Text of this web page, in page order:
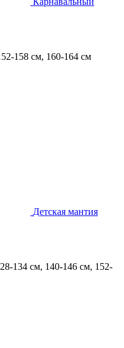
158 см, 160-164 см
Детская мантия
134 см, 140-146 см, 152-